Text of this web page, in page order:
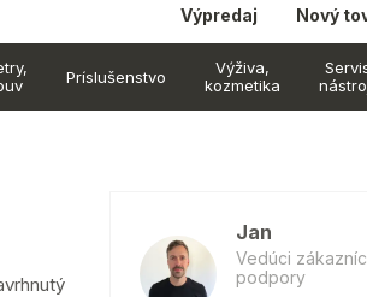
Výpredaj Nový
Príslušenstvo
Výživa,
kozmetika
Jan
Vedúci
podpory